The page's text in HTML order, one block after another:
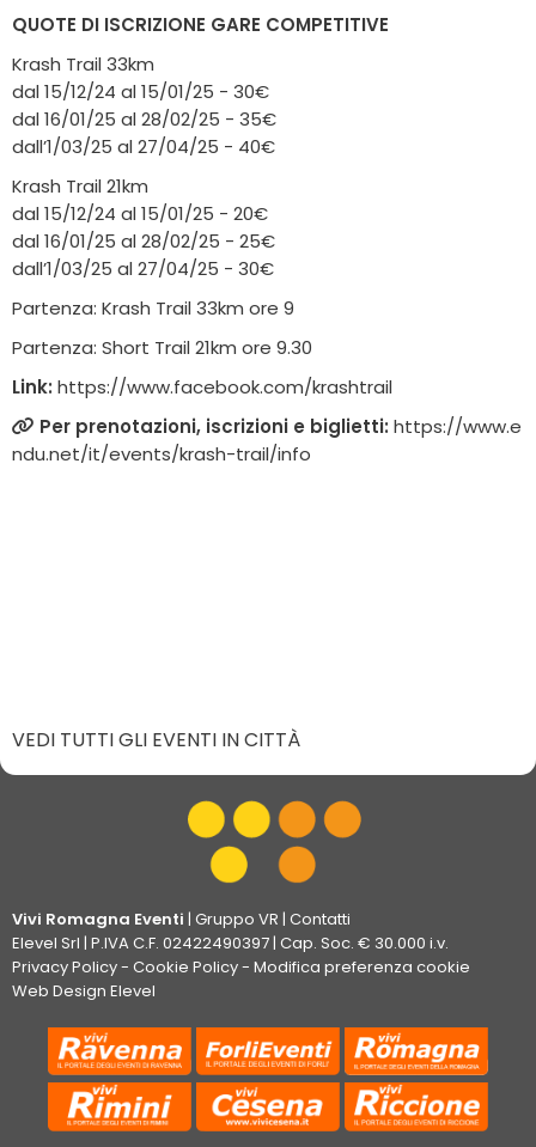
QUOTE DI ISCRIZIONE GARE COMPETITIVE
Krash Trail 33km
dal 15/12/24 al 15/01/25 - 30€
dal 16/01/25 al 28/02/25 - 35€
dall’1/03/25 al 27/04/25 - 40€
Krash Trail 21km
dal 15/12/24 al 15/01/25 - 20€
dal 16/01/25 al 28/02/25 - 25€
dall’1/03/25 al 27/04/25 - 30€
Partenza: Krash Trail 33km ore 9
Partenza: Short Trail 21km ore 9.30
Link: https://www.facebook.com/krashtrail
Per prenotazioni, iscrizioni e biglietti: https://www.e
ndu.net/it/events/krash-trail/info
VEDI TUTTI GLI EVENTI IN CITTÀ
Vivi Romagna Eventi | Gruppo VR | Contatti
Elevel Srl | P.IVA C.F. 02422490397 | Cap. Soc. € 30.000 i.v.
Privacy Policy- Cookie Policy- Modifica preferenza cookie
Web Design Elevel